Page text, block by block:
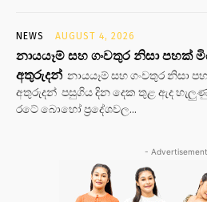
NEWS AUGUST 4, 2026
නායයෑම් සහ ගංවතුර නිසා පහක්
අතුරුදන් නායයෑම් සහ ගංවතුර නිසා
අතුරුදන් පසුගිය දින දෙක තුළ ඇද
රටේ බොහෝ ප්‍රදේශවල...
-